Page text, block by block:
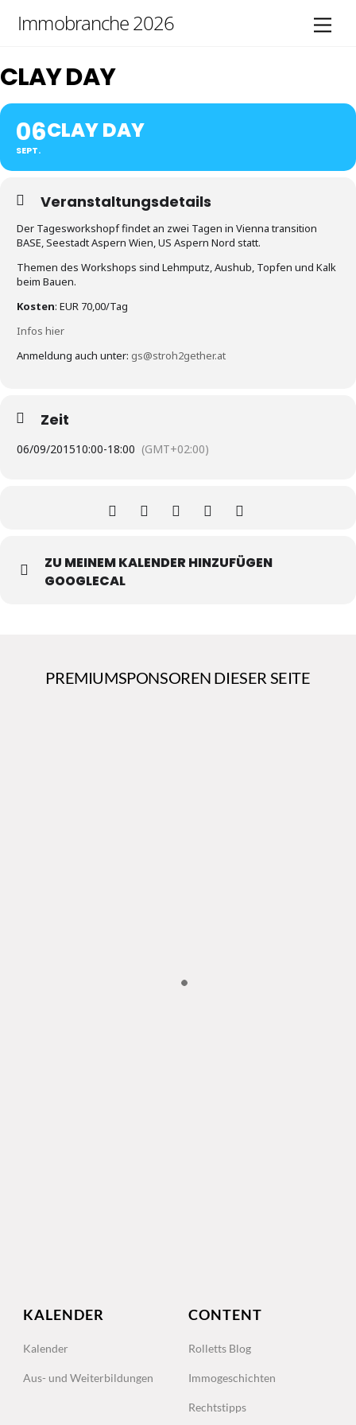
Immobranche 2026
CLAY DAY
06
SEPT.
CLAY DAY
Veranstaltungsdetails
Der Tagesworkshopf findet an zwei Tagen in Vienna transition
BASE, Seestadt Aspern Wien, US Aspern Nord statt.
Themen des Workshops sind Lehmputz, Aushub, Topfen und Kalk
beim Bauen.
Kosten: EUR 70,00/Tag
Infos hier
Anmeldung auch unter: gs@stroh2gether.at
Zeit
06/09/201510:00-18:00 (GMT+02:00)
ZU MEINEM KALENDER HINZUFÜGEN
GOOGLECAL
PREMIUMSPONSOREN DIESER SEITE
KALENDER
Kalender
Aus- und Weiterbildungen
CONTENT
Rolletts Blog
Immogeschichten
Rechtstipps